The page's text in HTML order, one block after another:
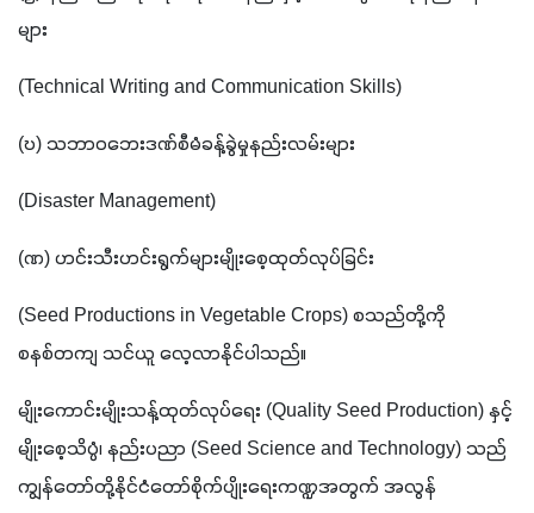
များ
(Technical Writing and Communication Skills)
(ဎ) သဘာဝဘေးဒဏ်စီမံခန့်ခွဲမှုနည်းလမ်းများ
(Disaster Management)
(ဏ) ဟင်းသီးဟင်းရွက်များမျိုးစေ့ထုတ်လုပ်ခြင်း
(Seed Productions in Vegetable Crops) စသည်တို့ကို
စနစ်တကျ သင်ယူ လေ့လာနိုင်ပါသည်။
မျိုးကောင်းမျိုးသန့်ထုတ်လုပ်ရေး (Quality Seed Production) နှင့်
မျိုးစေ့သိပ္ပံ၊ နည်းပညာ (Seed Science and Technology) သည်
ကျွန်တော်တို့နိုင်ငံတော်စိုက်ပျိုးရေးကဏ္ဍအတွက် အလွန်